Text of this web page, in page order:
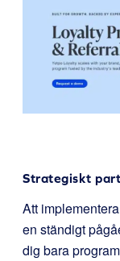
Strategiskt
Att
en ständigt
dig bara